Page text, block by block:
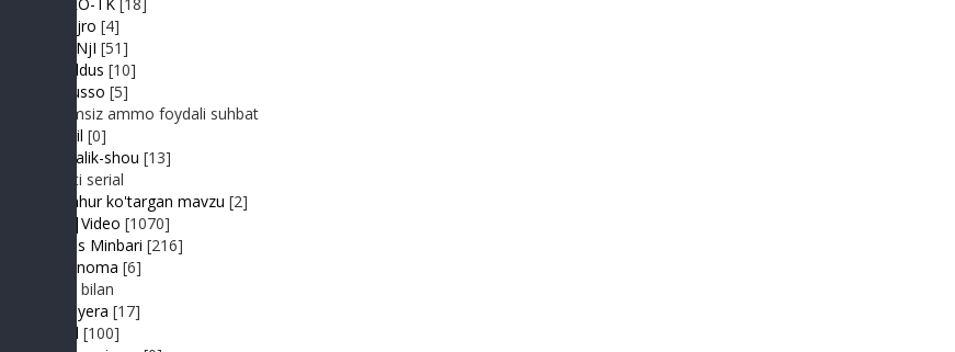
Jonli ijro [4]
JuMaNjI [51]
JurYuldus [10]
Kaktusso [5]
Yoqimsiz ammo foydali suhbat
Kongil [0]
Kundalik-shou [13]
Realiti serial
Mashhur ko'targan mavzu [2]
MP3|Video [1070]
Muhlis Minbari [216]
Ovoznoma [6]
Luiza bilan
Premyera [17]
Prikol [100]